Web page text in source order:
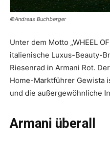
©Andreas Buchberger
Unter dem Motto „WHEEL
italienische Luxus-Beauty-
Riesenrad in Armani Rot.
Home-Marktführer Gewista
und die außergewöhnliche
Armani überall